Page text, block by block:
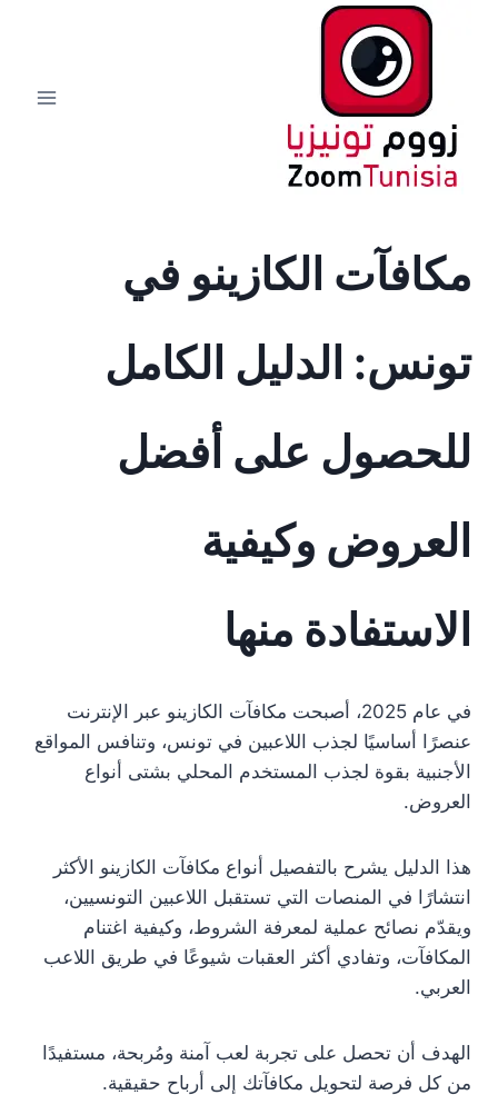
مكافآت الكازينو في
تونس: الدليل الكامل
للحصول على أفضل
العروض وكيفية
الاستفادة منها
في عام 2025، أصبحت مكافآت الكازينو عبر الإنترنت
عنصرًا أساسيًا لجذب اللاعبين في تونس، وتنافس المواقع
الأجنبية بقوة لجذب المستخدم المحلي بشتى أنواع
العروض.
هذا الدليل يشرح بالتفصيل أنواع مكافآت الكازينو الأكثر
انتشارًا في المنصات التي تستقبل اللاعبين التونسيين،
ويقدّم نصائح عملية لمعرفة الشروط، وكيفية اغتنام
المكافآت، وتفادي أكثر العقبات شيوعًا في طريق اللاعب
العربي.
الهدف أن تحصل على تجربة لعب آمنة ومُربحة، مستفيدًا
من كل فرصة لتحويل مكافآتك إلى أرباح حقيقية.